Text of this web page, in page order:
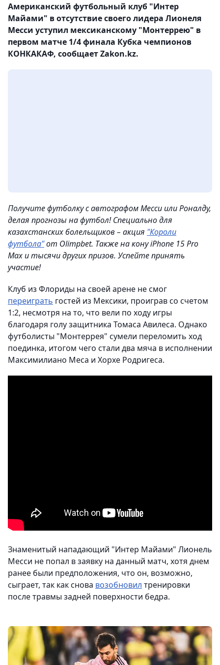
Американский футбольный клуб "Интер
Майами" в отсутствие своего лидера Лионеля
Месси уступил мексиканскому "Монтеррею" в
первом матче 1/4 финала Кубка чемпионов
КОНКАКАФ, сообщает Zakon.kz.
Получите футболку с автографом Месси или Роналду,
делая прогнозы на футбол! Специально для
казахстанских болельщиков – акция "Короли
футбола"от Olimpbet. Также на кону iPhone 15 Pro
Max и тысячи других призов. Успейте принять
участие!
Клуб из Флориды на своей арене не смог
переиграть гостей из Мексики, проиграв со счетом
1:2, несмотря на то, что вели по ходу игры
благодаря голу защитника Томаса Авилеса. Однако
футболисты "Монтеррея" сумели переломить ход
поединка, итогом чего стали два мяча в исполнении
Максимилиано Меса и Хорхе Родригеса.
Знаменитый нападающий "Интер Майами" Лионель
Месси не попал в заявку на данный матч, хотя днем
ранее были предположения, что он, возможно,
сыграет, так как снова возобновил тренировки
после травмы задней поверхности бедра.